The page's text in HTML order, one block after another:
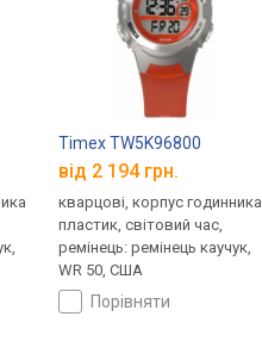
Timex TW5K96800
від 2 194 грн.
кварцові, корпус годинника
пластик, світовий час,
ремінець: ремінець каучук,
WR 50, США
порівняти